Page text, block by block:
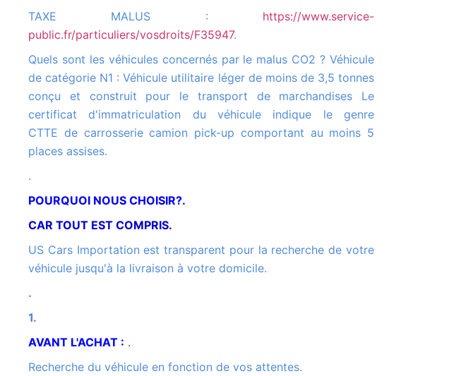
TAXE MALUS : https://www.service-
public.fr/particuliers/vosdroits/F35947.
Quels sont les véhicules concernés par le malus CO2 ? Véhicule
de catégorie N1 : Véhicule utilitaire léger de moins de 3,5 tonnes
conçu et construit pour le transport de marchandises Le
certificat d'immatriculation du véhicule indique le genre
CTTE de carrosserie camion pick-up comportant au moins 5
places assises.
.
POURQUOI NOUS CHOISIR?.
CAR TOUT EST COMPRIS.
US Cars Importation est transparent pour la recherche de votre
véhicule jusqu'à la livraison à votre domicile.
.
1.
AVANT L'ACHAT : .
Recherche du véhicule en fonction de vos attentes.